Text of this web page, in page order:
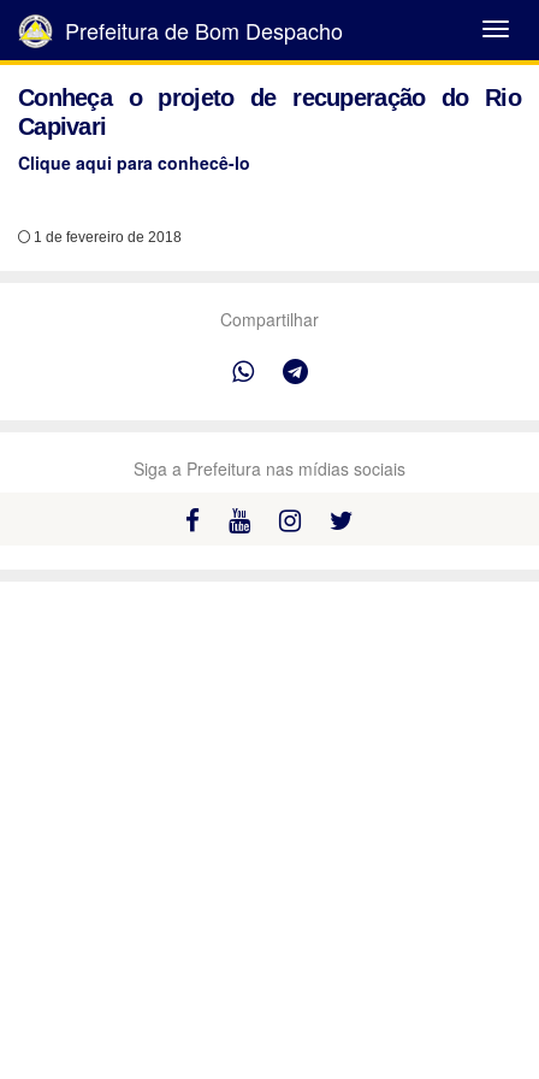
Abrir
Menu
Prefeitura de Bom Despacho
Conheça o projeto de recuperação do Rio
Capivari
Clique aqui para conhecê-lo
1 de fevereiro de 2018
Compartilhar
Siga a Prefeitura nas mídias sociais